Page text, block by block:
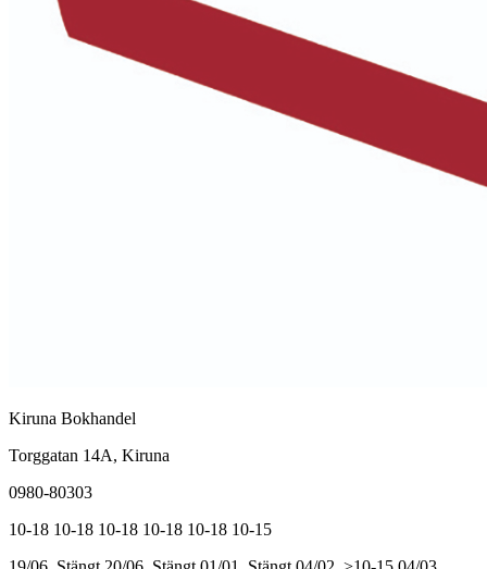
Kiruna Bokhandel
Torggatan 14A, Kiruna
0980-80303
10-18 10-18 10-18 10-18 10-18 10-15